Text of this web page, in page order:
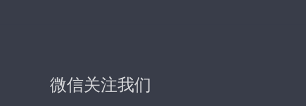
微信关注我们